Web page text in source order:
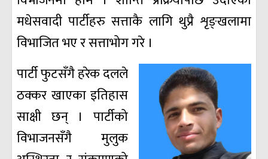
मधेसवादी पार्टीहरु सत्ताकै लागि थुप्रै शृङ्खलामा
विभाजित भए र सत्ताभोग गरे ।
पार्टी फुटसँगै हरेक दलले
ठक्कर खाएका इतिहास
साक्षी छन्‌ । पार्टीको
विभाजनसँगै मुलुक